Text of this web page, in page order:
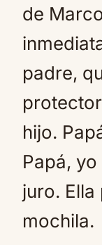
de
padre,
hijo.
Papá,
juro.
mochila.